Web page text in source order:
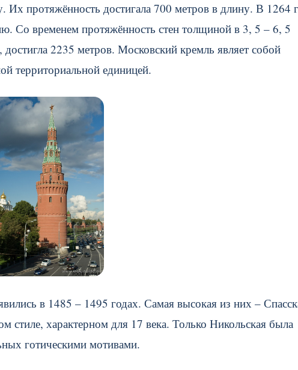
протяжённость достигала 700 метров в длину. В 1264
Со временем протяжённость стен толщиной в 3, 5 – 6, 5
2235 метров. Московский кремль являет собой
территориальной единицей.
в 1485 – 1495 годах. Самая высокая из них –
стиле, характерном для 17 века. Только Никольская была
готическими мотивами.